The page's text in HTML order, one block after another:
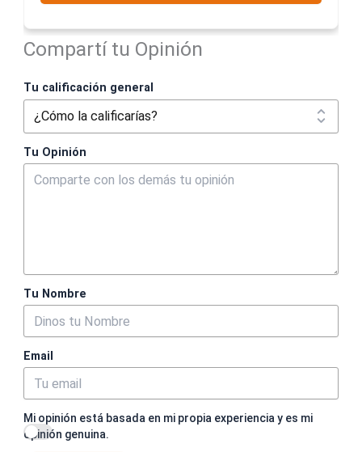
Compartí tu Opinión
Tu calificación general
Tu Opinión
Tu Nombre
Email
Mi opinión está basada en mi propia experiencia y es mi
opinión genuina.